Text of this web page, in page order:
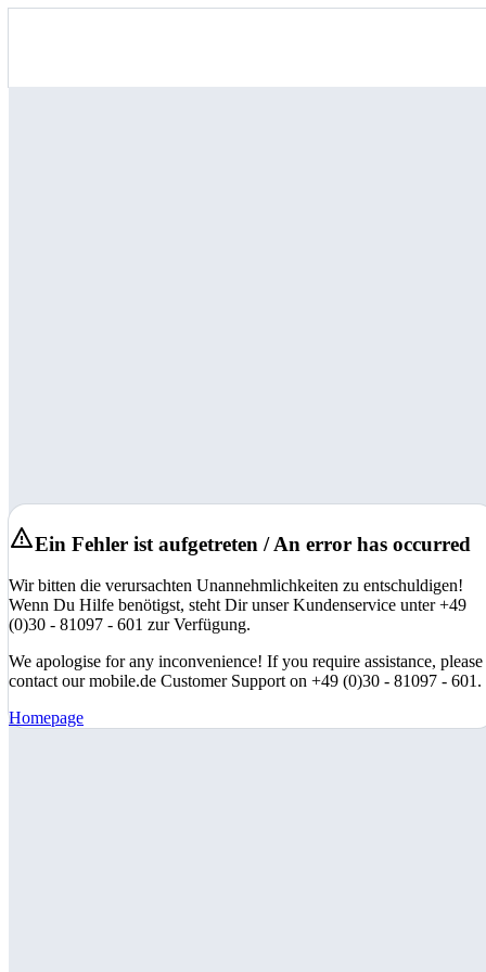
Ein Fehler ist aufgetreten / An error has occurred
Wir bitten die verursachten Unannehmlichkeiten zu entschuldigen!
Wenn Du Hilfe benötigst, steht Dir unser Kundenservice unter +49
(0)30 - 81097 - 601 zur Verfügung.
We apologise for any inconvenience! If you require assistance, please
contact our mobile.de Customer Support on +49 (0)30 - 81097 - 601.
Homepage